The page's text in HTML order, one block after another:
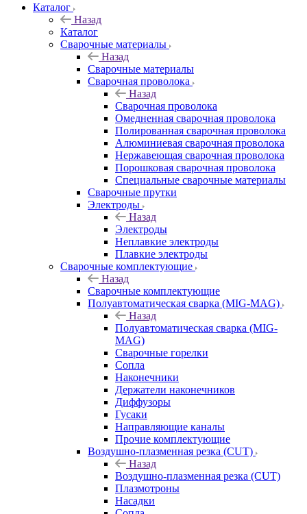
Каталог
Назад
Каталог
Сварочные материалы
Назад
Сварочные материалы
Сварочная проволока
Назад
Сварочная проволока
Омедненная сварочная проволока
Полированная сварочная проволока
Алюминиевая сварочная проволока
Нержавеющая сварочная проволока
Порошковая сварочная проволока
Специальные сварочные материалы
Сварочные прутки
Электроды
Назад
Электроды
Неплавкие электроды
Плавкие электроды
Сварочные комплектующие
Назад
Сварочные комплектующие
Полуавтоматическая сварка (MIG-MAG)
Назад
Полуавтоматическая сварка (MIG-
MAG)
Сварочные горелки
Сопла
Наконечники
Держатели наконечников
Диффузоры
Гусаки
Направляющие каналы
Прочие комплектующие
Воздушно-плазменная резка (CUT)
Назад
Воздушно-плазменная резка (CUT)
Плазмотроны
Насадки